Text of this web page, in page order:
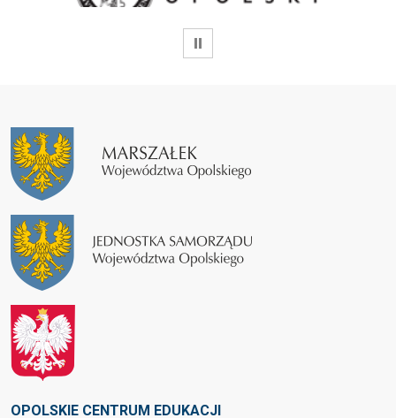
WSTRZYMAJ
OPOLSKIE CENTRUM EDUKACJI